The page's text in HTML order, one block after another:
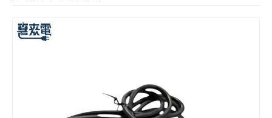
美规电源线 8字型 2孔母插电源线